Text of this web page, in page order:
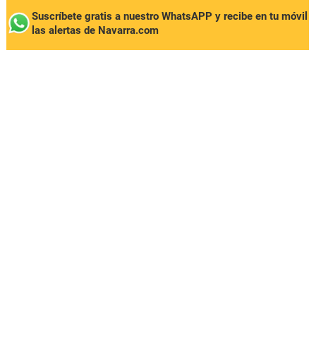
Suscríbete gratis a nuestro WhatsAPP y recibe en tu móvil
las alertas de Navarra.com